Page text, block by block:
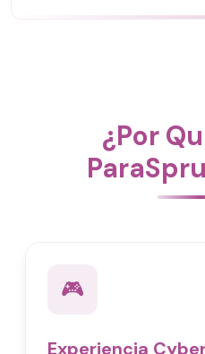
¿Por
🎮
Experiencia